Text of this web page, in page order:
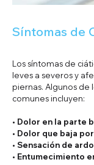
Síntomas de
Los síntomas de
leves a severos y
piernas. Algunos de
comunes incluyen:
• Dolor en la parte
• Dolor que baja
• Sensación de
• Entumecimiento